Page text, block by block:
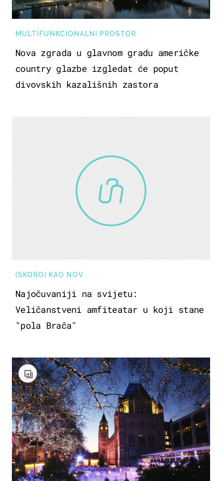
MULTIFUNKCIONALNI PROSTOR
Nova zgrada u glavnom gradu američke
country glazbe izgledat će poput
divovskih kazališnih zastora
(SKORO) KAO NOV
Najočuvaniji na svijetu:
Veličanstveni amfiteatar u koji stane
"pola Brača"